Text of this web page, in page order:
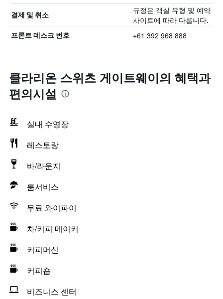
결제 및 취소
규정은 객실 유형 및 예약
사이트에 따라 다릅니다.
프론트 데스크 번호 +61 392 968 888
클라리온 스위츠 게이트웨이의 혜택​과
편의시설
실내 수영장
레스토랑
바/라운지
룸서비스
무료 와이파이
차/커피 메이커
커피머신
커피숍
비즈니스 센터